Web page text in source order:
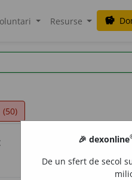
Resurse savings
(50)
🎉 dexonline
De un sfert de secol